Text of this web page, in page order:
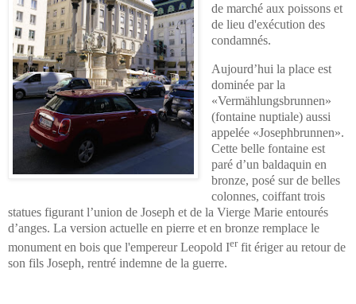
de marché aux poissons et
de lieu d'exécution des
condamnés.
Aujourd’hui la place est
dominée par la
«Vermählungsbrunnen»
(fontaine nuptiale) aussi
appelée «Josephbrunnen».
Cette belle fontaine est
paré d’un baldaquin en
bronze, posé sur de belles
colonnes, coiffant trois
statues figurant l’union de Joseph et de la Vierge Marie entourés
d’anges. La version actuelle en pierre et en bronze remplace le
monument en bois que l'empereur Leopold Ierfit ériger au retour de
son fils Joseph, rentré indemne de la guerre.